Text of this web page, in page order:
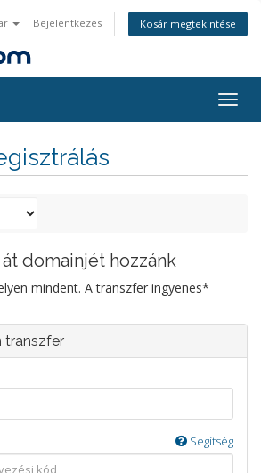
Bejelentkezés Kosár megtekintése
domainjét hozzánk
mindent. A transzfer ingyenes*
transzfer
Segítség